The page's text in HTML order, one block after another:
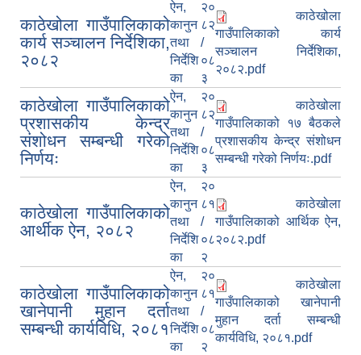
काठेखोला गाउँपालिकाको
कार्य सञ्चालन निर्देशिका,
२०८२
ऐन,
कानुन
तथा
निर्देशि
का
२०
८२
/
०८
३
काठेखोला
गाउँपालिकाको कार्य
सञ्चालन निर्देशिका,
२०८२.pdf
काठेखोला गाउँपालिकाको
प्रशासकीय केन्द्र
संशोधन सम्बन्धी गरेको
निर्णयः
ऐन,
कानुन
तथा
निर्देशि
का
२०
८२
/
०८
३
काठेखोला
गाउँपालिकाको १७ बैठकले
प्रशासकीय केन्द्र संशोधन
सम्बन्धी गरेको निर्णयः.pdf
काठेखोला गाउँपालिकाको
आर्थीक ऐन, २०८२
ऐन,
कानुन
तथा
निर्देशि
का
२०
८१
/
०८
२
काठेखोला
गाउँपालिकाको आर्थिक ऐन,
२०८२.pdf
काठेखोला गाउँपालिकाको
खानेपानी मुहान दर्ता
सम्बन्धी कार्यविधि, २०८१
ऐन,
कानुन
तथा
निर्देशि
का
२०
८१
/
०८
२
काठेखोला
गाउँपालिकाको खानेपानी
मुहान दर्ता सम्बन्धी
कार्यविधि, २०८१.pdf